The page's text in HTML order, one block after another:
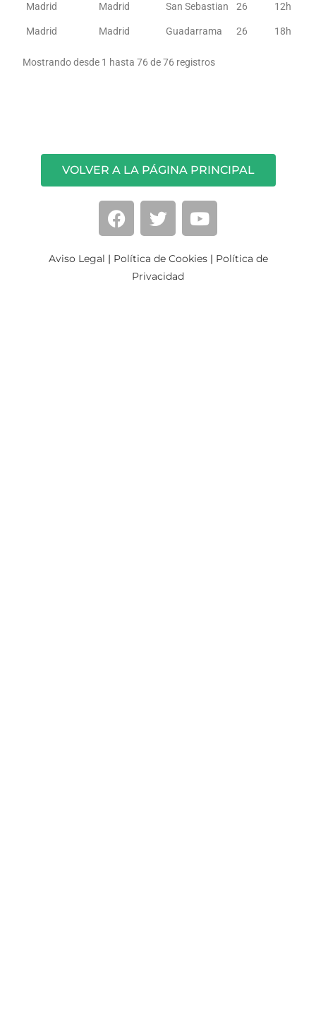
Madrid Madrid San Sebastian 26 12h
Madrid Madrid Guadarrama 26 18h
Mostrando desde 1 hasta 76 de 76 registros
VOLVER A LA PÁGINA PRINCIPAL
Aviso Legal | Política de Cookies| Política de
Privacidad